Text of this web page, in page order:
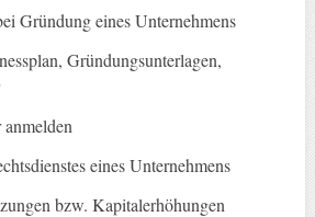
Gründung eines Unternehmens
Gründungsunterlagen,
eines Unternehmens
bzw. Kapitalerhöhungen